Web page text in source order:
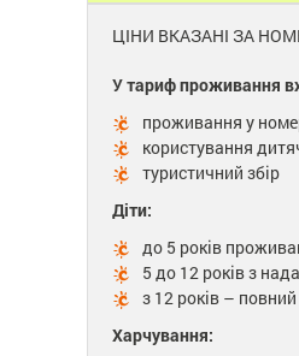
ЦІНИ ВКАЗАНІ ЗА
У тариф проживання
проживання у
користування
туристичний збір
Діти:
до 5 років
5 до 12 років з
з 12 років –
Харчування: